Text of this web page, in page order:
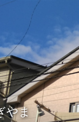
やま